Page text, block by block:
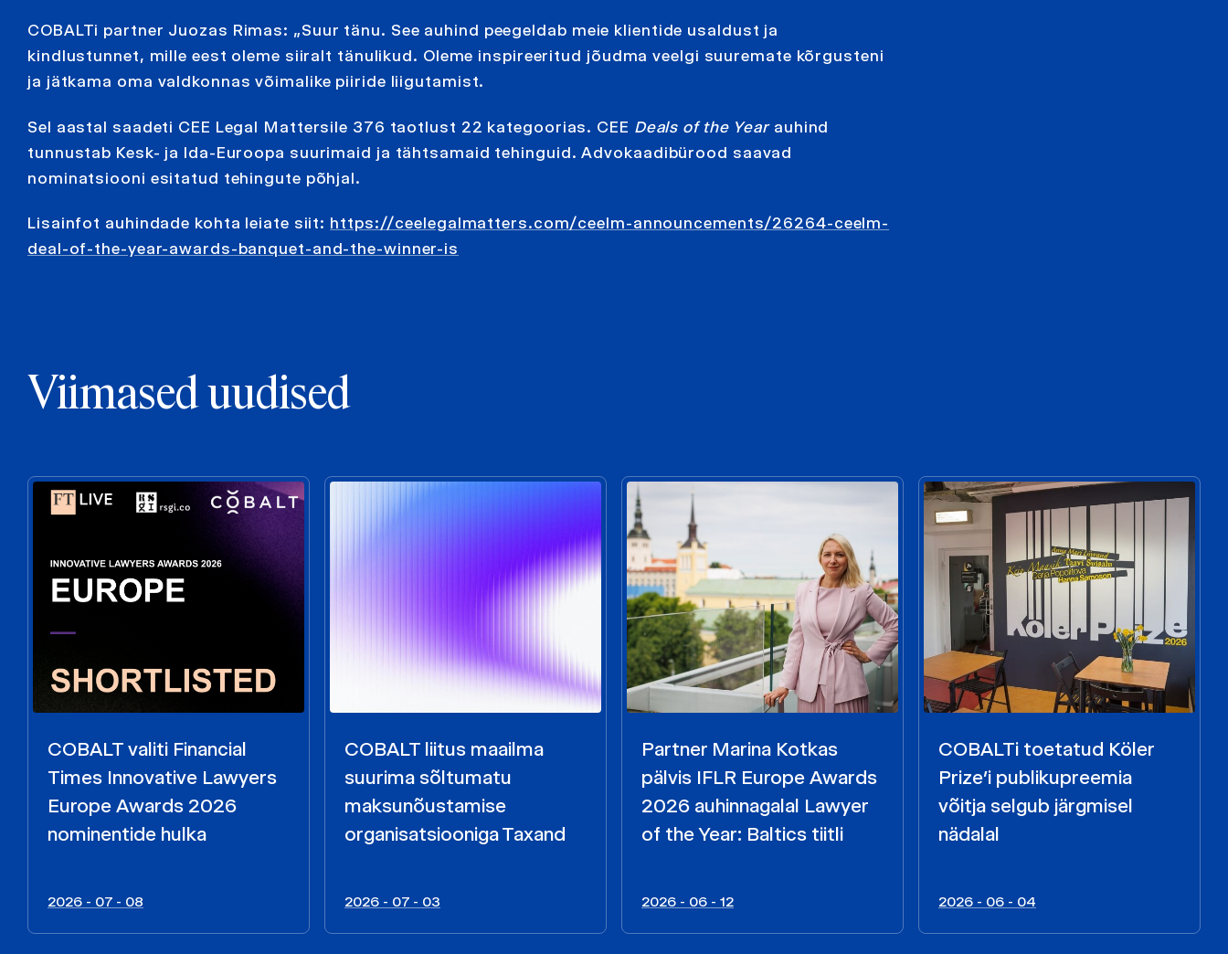
COBALTi partner Juozas Rimas: „Suur tänu. See auhind peegeldab meie klientide usaldust ja
kindlustunnet, mille eest oleme siiralt tänulikud. Oleme inspireeritud jõudma veelgi suuremate kõrgusteni
ja jätkama oma valdkonnas võimalike piiride liigutamist.
Sel aastal saadeti CEE Legal Mattersile 376 taotlust 22 kategoorias. CEE Deals of the Yearauhind
tunnustab Kesk- ja Ida-Euroopa suurimaid ja tähtsamaid tehinguid. Advokaadibürood saavad
nominatsiooni esitatud tehingute põhjal.
Lisainfot auhindade kohta leiate siit: https://ceelegalmatters.com/ceelm-announcements/26264-ceelm-
deal-of-the-year-awards-banquet-and-the-winner-is
Viimased uudised
COBALT valiti Financial
Times Innovative Lawyers
Europe Awards 2026
nominentide hulka
2026 - 07 - 08
COBALT liitus maailma
suurima sõltumatu
maksunõustamise
organisatsiooniga Taxand
2026 - 07 - 03
Partner Marina Kotkas
pälvis IFLR Europe Awards
2026 auhinnagalal Lawyer
of the Year: Baltics tiitli
2026 - 06 - 12
COBALTi toetatud Köler
Prize’i publikupreemia
võitja selgub järgmisel
nädalal
2026 - 06 - 04